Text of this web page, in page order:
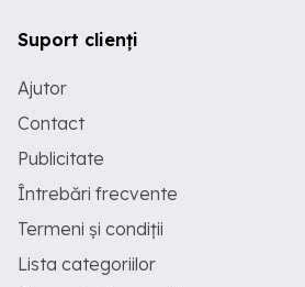
Suport clienți
Ajutor
Contact
Publicitate
Întrebări frecvente
Termeni și condiții
Lista categoriilor